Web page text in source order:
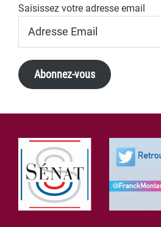
Saisissez votre adresse email
Email
Abonnez-vous
Footer